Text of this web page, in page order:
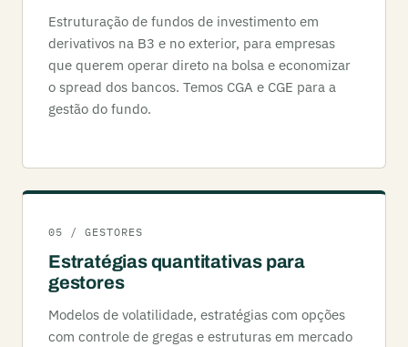
Estruturação de fundos de investimento em
derivativos na B3 e no exterior, para empresas
que querem operar direto na bolsa e economizar
o spread dos bancos. Temos CGA e CGE para a
gestão do fundo.
05 / GESTORES
Estratégias quantitativas para
gestores
Modelos de volatilidade, estratégias com opções
com controle de gregas e estruturas em mercado